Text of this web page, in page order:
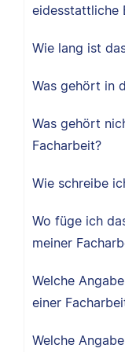
eidesstattliche
Wie lang ist
Was gehört in
Was gehört
Facharbeit?
Wie schreibe
Wo füge ich
meiner
Welche
einer
Welche